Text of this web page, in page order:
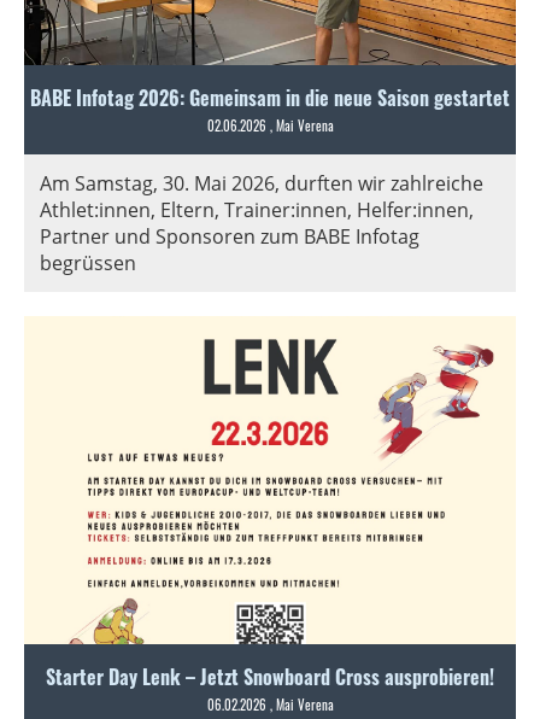
BABE Infotag 2026: Gemeinsam in die neue Saison gestartet
02.06.2026 , Mai Verena
Am Samstag, 30. Mai 2026, durften wir zahlreiche
Athlet:innen, Eltern, Trainer:innen, Helfer:innen,
Partner und Sponsoren zum BABE Infotag
begrüssen
Starter Day Lenk – Jetzt Snowboard Cross ausprobieren!
06.02.2026 , Mai Verena